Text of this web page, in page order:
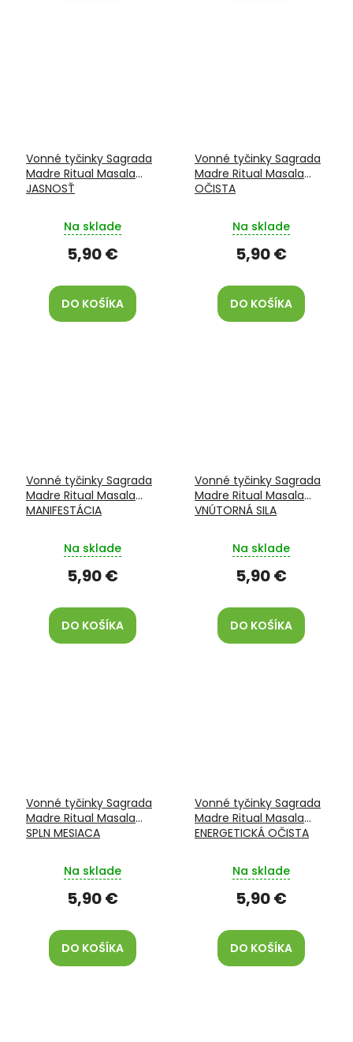
Vonné tyčinky Sagrada
Madre Ritual Masala
JASNOSŤ
Na sklade
5,90 €
DO KOŠÍKA
Vonné tyčinky Sagrada
Madre Ritual Masala
OČISTA
Na sklade
5,90 €
DO KOŠÍKA
Vonné tyčinky Sagrada
Madre Ritual Masala
MANIFESTÁCIA
Na sklade
5,90 €
DO KOŠÍKA
Vonné tyčinky Sagrada
Madre Ritual Masala
VNÚTORNÁ SILA
Na sklade
5,90 €
DO KOŠÍKA
Vonné tyčinky Sagrada
Madre Ritual Masala
SPLN MESIACA
Na sklade
5,90 €
DO KOŠÍKA
Vonné tyčinky Sagrada
Madre Ritual Masala
ENERGETICKÁ OČISTA
Na sklade
5,90 €
DO KOŠÍKA